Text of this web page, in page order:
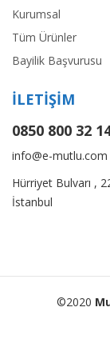
Kurumsal
Tüm Ürünler
Bayilik Başvurusu
İLETİŞİM
0850 800 32
info@e-mutlu.com
Hürriyet Bulvarı ,
İstanbul
©2020